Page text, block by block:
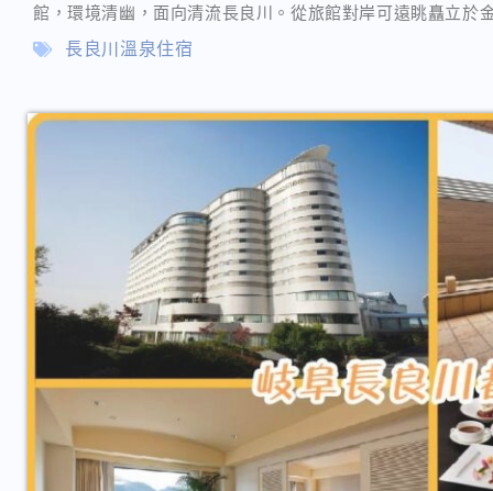
館，環境清幽，面向清流長良川。從旅館對岸可遠眺矗立於
長良川溫泉住宿